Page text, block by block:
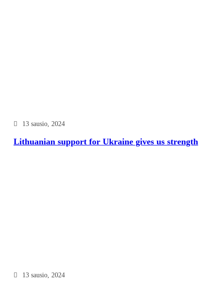
13 sausio, 2024
Lithuanian support for Ukraine gives us strength
13 sausio, 2024